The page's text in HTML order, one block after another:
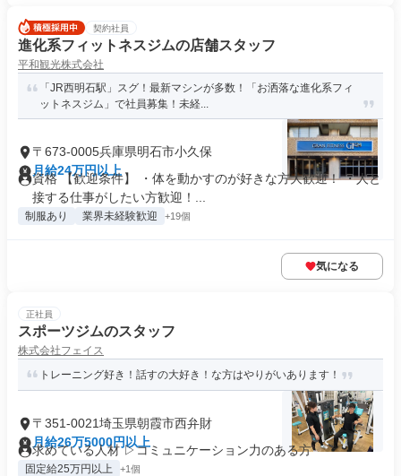
契約社員
進化系フィットネスジムの店舗スタッフ
平和観光株式会社
「JR西明石駅」スグ！最新マシンが多数！「お洒落な進化系フィ
ットネスジム」で社員募集！未経...
〒673-0005兵庫県明石市小久保
月給24万円以上
資格 【歓迎条件】 ・体を動かすのが好きな方大歓迎！ ・人と
接する仕事がしたい方歓迎！...
制服あり 業界未経験歓迎 +19個
気になる
正社員
スポーツジムのスタッフ
株式会社フェイス
トレーニング好き！話すの大好き！な方はやりがいあります！
〒351-0021埼玉県朝霞市西弁財
月給26万5000円以上
求めている人材 ▷コミュニケーション力のある方
固定給25万円以上 +1個